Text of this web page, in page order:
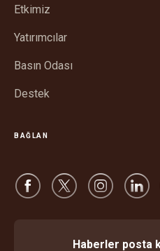
Etkimiz
Yatırımcılar
Basın Odası
Destek
BAĞLAN
Haberler posta